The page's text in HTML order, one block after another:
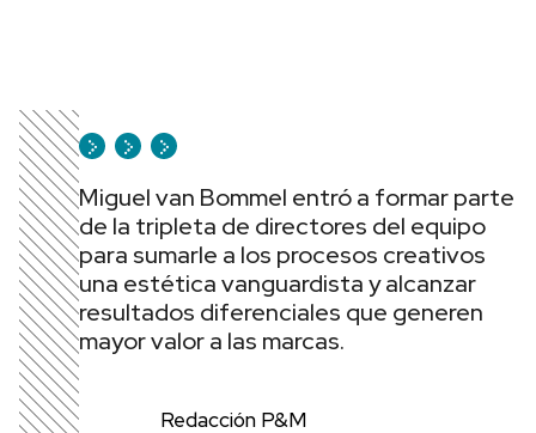
Miguel van Bommel entró a formar parte
de la tripleta de directores del equipo
para sumarle a los procesos creativos
una estética vanguardista y alcanzar
resultados diferenciales que generen
mayor valor a las marcas.
Redacción P&M